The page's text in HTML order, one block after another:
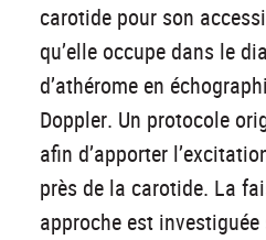
carotide pour son
qu’elle occupe dans le
d’athérome en
Doppler. Un protocole
afin d’apporter
près de la carotide. La
approche est